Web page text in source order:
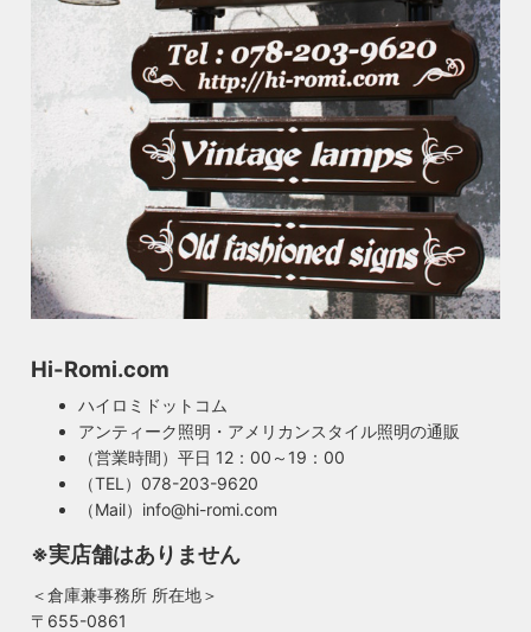
Hi-Romi.com
ハイロミドットコム
アンティーク照明・アメリカンスタイル照明の通販
（営業時間）平日 12：00～19：00
（TEL）078-203-9620
（Mail）info@hi-romi.com
※実店舗はありません
＜倉庫兼事務所 所在地＞
〒655-0861